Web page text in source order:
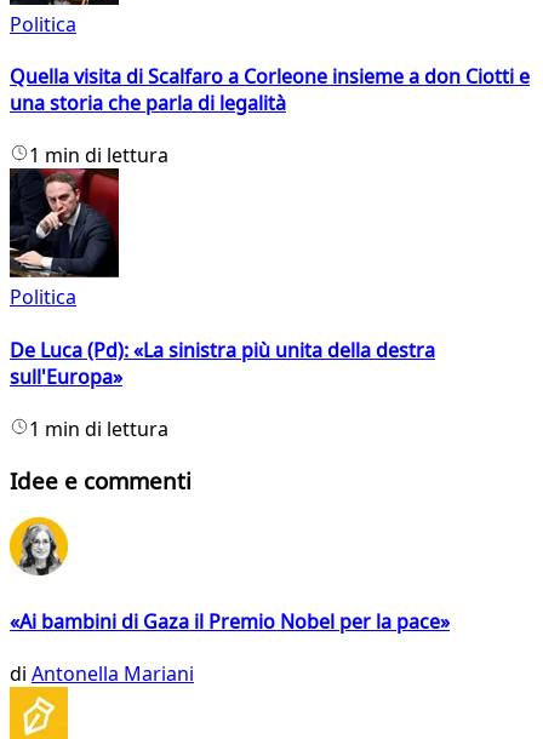
Politica
Quella visita di Scalfaro a Corleone insieme a don Ciotti e
una storia che parla di legalità
1 min di lettura
Politica
De Luca (Pd): «La sinistra più unita della destra
sull'Europa»
1 min di lettura
Idee e commenti
«Ai bambini di Gaza il Premio Nobel per la pace»
di Antonella Mariani